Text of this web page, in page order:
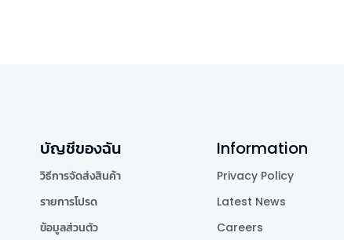
บัญชีของฉัน
วิธีการจัดส่งสินค้า
รายการโปรด
ข้อมูลส่วนตัว
Information
Privacy Policy
Latest News
Careers